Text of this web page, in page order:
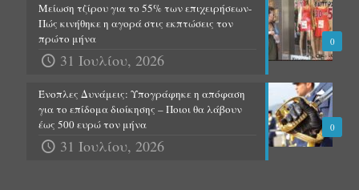
0
Μείωση τζίρου για το 55% των επιχειρήσεων-
Πώς κινήθηκε η αγορά στις εκπτώσεις τον
πρώτο μήνα
31 Ιουλίου, 2026
0
Ένοπλες Δυνάμεις: Υπογράφηκε η απόφαση
για το επίδομα διοίκησης – Ποιοι θα λάβουν
έως 500 ευρώ τον μήνα
31 Ιουλίου, 2026